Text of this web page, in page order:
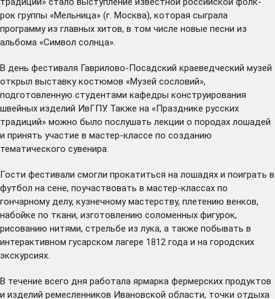
рок группы «Мельница» (г. Москва), которая сыграла
программу из главных хитов, в том числе новые песни из
альбома «Символ солнца».
В день фестиваля Гаврилово-Посадский краеведческий музей
открыл выставку костюмов «Музей сословий»,
подготовленную студентами кафедры конструирования
швейных изделий ИвГПУ. Также на «Празднике русских
традиций» можно было послушать лекции о породах лошадей
и принять участие в мастер-классе по созданию
тематического сувенира.
Гости фестивали смогли прокатиться на лошадях и поиграть в
футбол на сене, поучаствовать в мастер-классах по
гончарному делу, кузнечному мастерству, плетению венков,
набойке по ткани, изготовлению соломенных фигурок,
рисованию нитями, стрельбе из лука, а также побывать в
интерактивном гусарском лагере 1812 года и на городских
экскурсиях.
В течение всего дня работала ярмарка фермерских продуктов
и изделий ремесленников Ивановской области, точки отдыха